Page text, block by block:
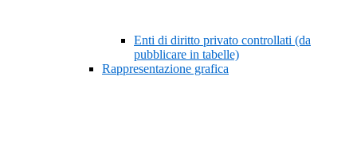
Enti di diritto privato controllati (da
pubblicare in tabelle)
Rappresentazione grafica